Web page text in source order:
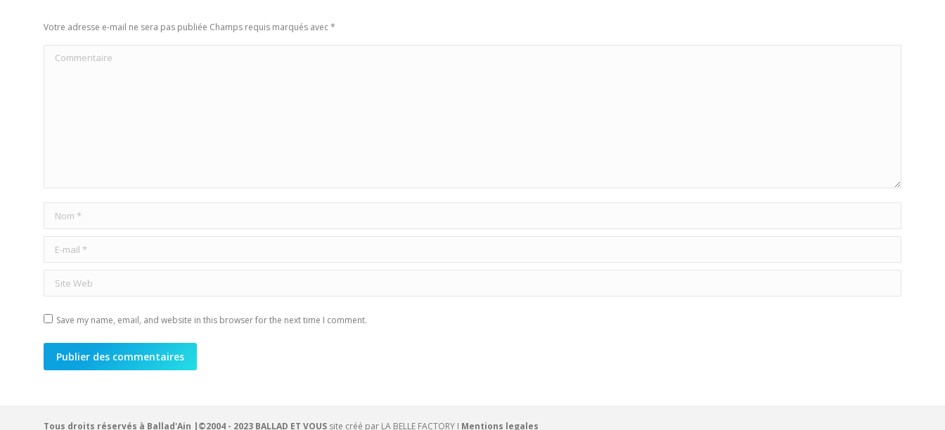
Votre adresse e-mail ne sera pas publiée Champs requis marqués avec*
Commentaire
Nom *
E-mail *
Site Web
Save my name, email, and website in this browser for the next time I comment.
Publier des commentaires
Tous droits réservés à Ballad'Ain |©2004 - 2023 BALLAD ET VOUS site créé par LA BELLE FACTORY I Mentions legales